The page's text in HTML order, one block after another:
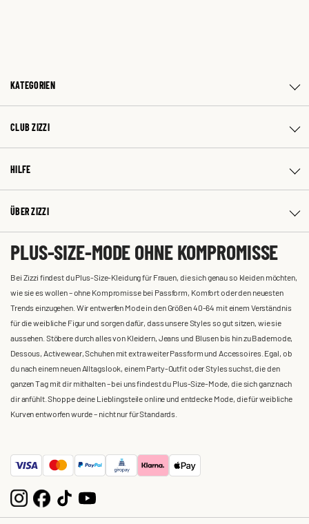
KATEGORIEN
CLUB ZIZZI
HILFE
ÜBER ZIZZI
PLUS-SIZE-MODE OHNE KOMPROMISSE
Bei Zizzi findest du Plus-Size-Kleidung für Frauen, die sich genau so kleiden möchten,
wie sie es wollen – ohne Kompromisse bei Passform, Komfort oder den neuesten
Trends einzugehen. Wir entwerfen Mode in den Größen 40-64 mit einem Verständnis
für die weibliche Figur und sorgen dafür, dass unsere Styles so gut sitzen, wie sie
aussehen. Stöbere durch alles von Kleidern, Jeans und Blusen bis hin zu Bademode,
Dessous, Activewear, Schuhen mit extra weiter Passform und Accessoires. Egal, ob
du nach einem neuen Alltagslook, einem Party-Outfit oder Styles suchst, die den
ganzen Tag mit dir mithalten – bei uns findest du Plus-Size-Mode, die sich ganz nach
dir anfühlt. Shoppe deine Lieblingsteile online und entdecke Mode, die für weibliche
Kurven entworfen wurde – nicht nur für Standards.